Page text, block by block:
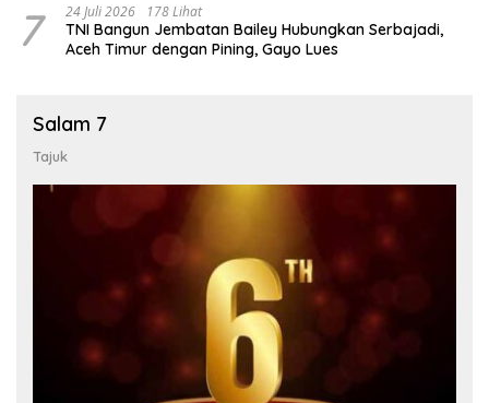
7 24 Juli 2026 178 Lihat
TNI Bangun Jembatan Bailey Hubungkan Serbajadi,
Aceh Timur dengan Pining, Gayo Lues
Salam 7
Tajuk